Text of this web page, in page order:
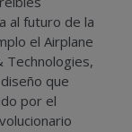
al futuro de la
el Airplane
Technologies,
que
por el